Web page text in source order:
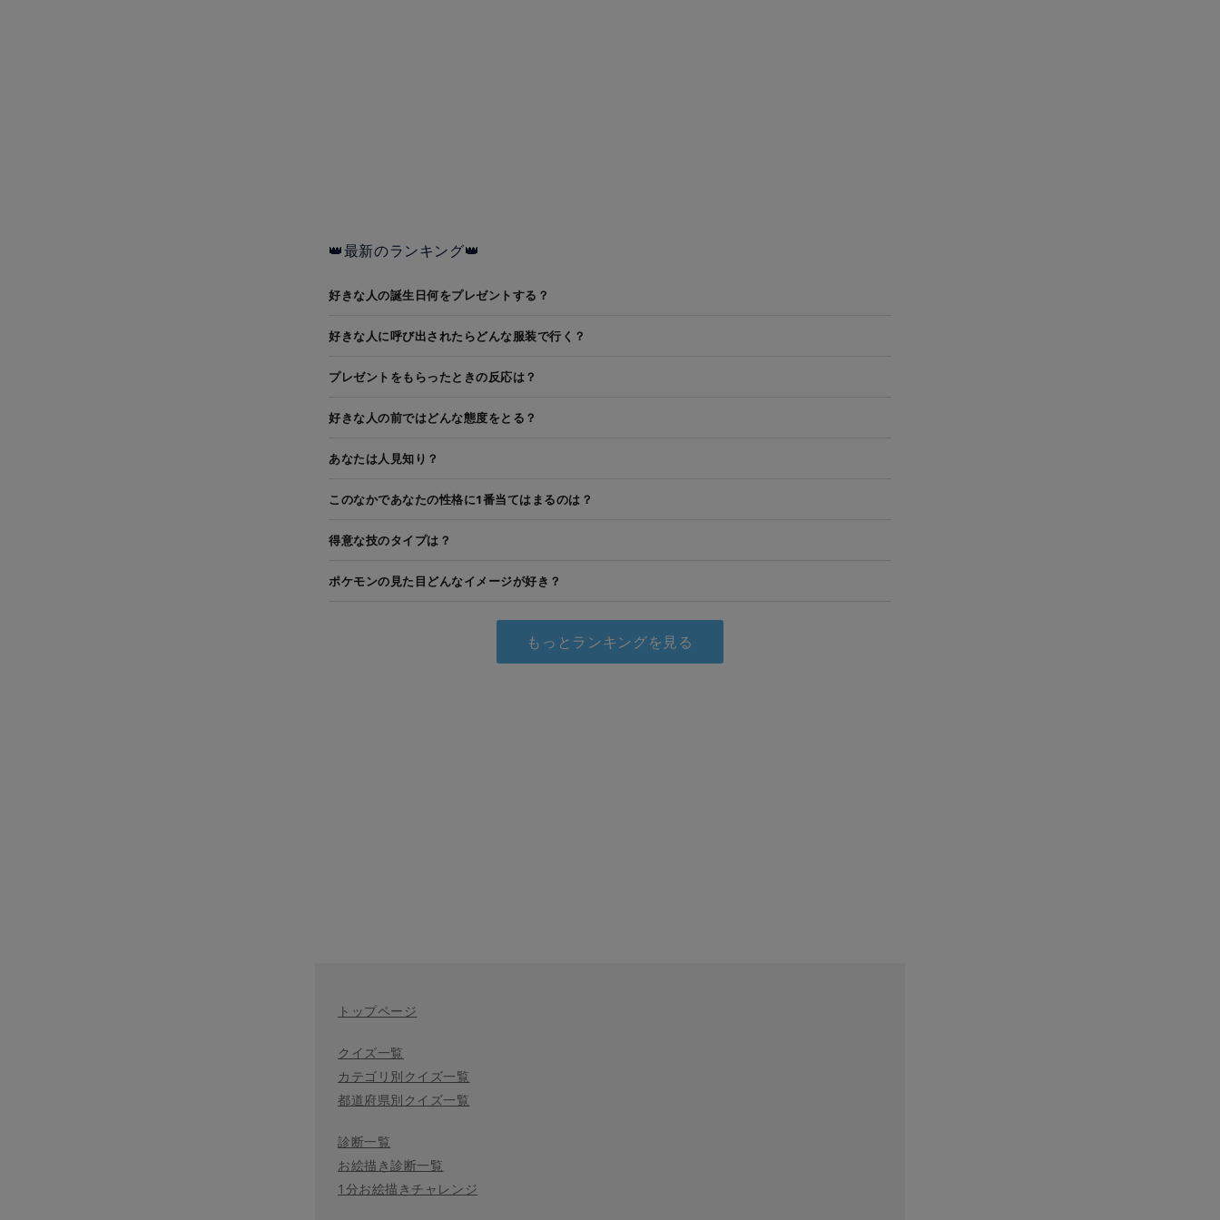
👑最新のランキング👑
好きな人の誕生日何をプレゼントする？
好きな人に呼び出されたらどんな服装で行く？
プレゼントをもらったときの反応は？
好きな人の前ではどんな態度をとる？
あなたは人見知り？
このなかであなたの性格に1番当てはまるのは？
得意な技のタイプは？
ポケモンの見た目どんなイメージが好き？
もっとランキングを見る
トップページ
クイズ一覧
カテゴリ別クイズ一覧
都道府県別クイズ一覧
診断一覧
お絵描き診断一覧
1分お絵描きチャレンジ